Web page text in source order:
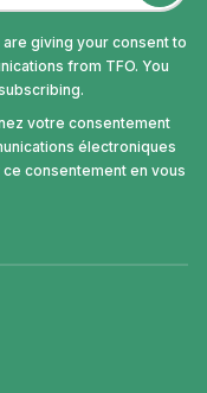
giving your consent to
from TFO. You
votre consentement
électroniques
consentement en vous